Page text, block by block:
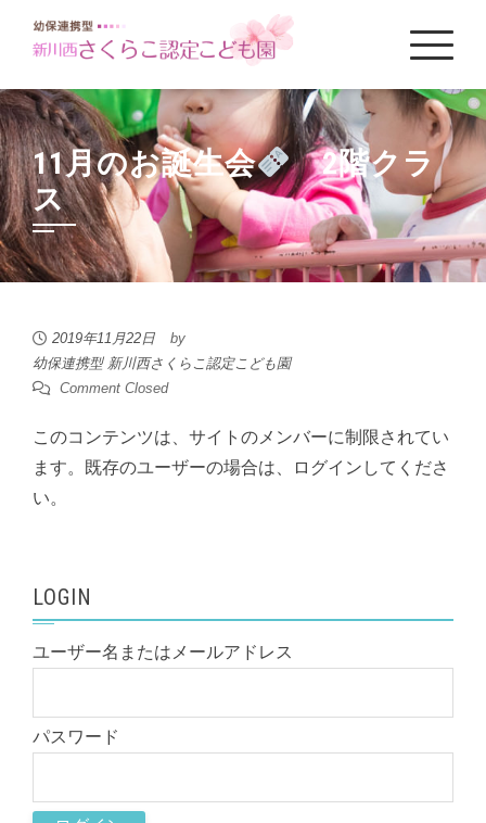
11月のお誕生会
2階クラ
ス
2019年11月22日
by
幼保連携型 新川西さくらこ認定こども園
Comment Closed
このコンテンツは、サイトのメンバーに制限されてい
ます。既存のユーザーの場合は、ログインしてくださ
い。
LOGIN
ユーザー名またはメールアドレス
パスワード